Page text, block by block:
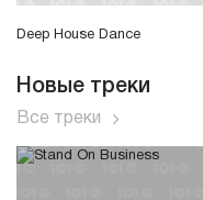
Deep House Dance
Новые треки
Все треки